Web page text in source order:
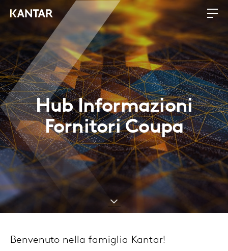
Hub Informazioni
Fornitori Coupa
Benvenuto nella famiglia Kantar!